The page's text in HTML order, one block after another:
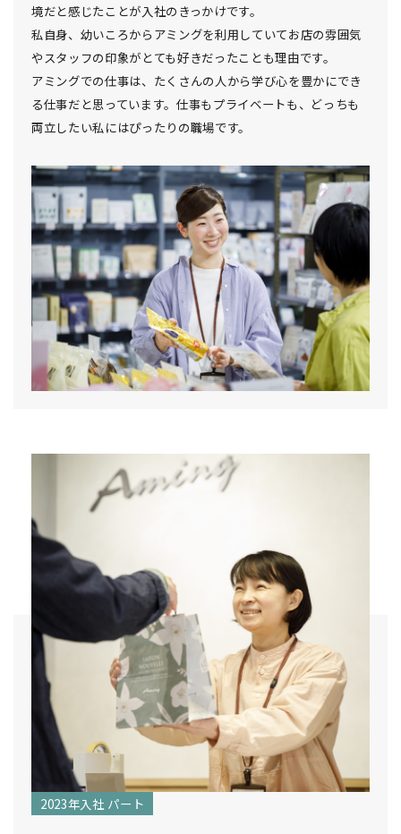
境だと感じたことが入社のきっかけです。
私自身、幼いころからアミングを利用していてお店の雰囲気
やスタッフの印象がとても好きだったことも理由です。
アミングでの仕事は、たくさんの人から学び心を豊かにでき
る仕事だと思っています。仕事もプライベートも、どっちも
両立したい私にはぴったりの職場です。
2023年入社 パート